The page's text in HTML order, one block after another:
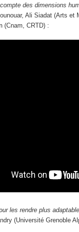
des dimensions
Ali Siadat (Arts
(Cnam, CRTD) :
les rendre plus
(Université Grenoble